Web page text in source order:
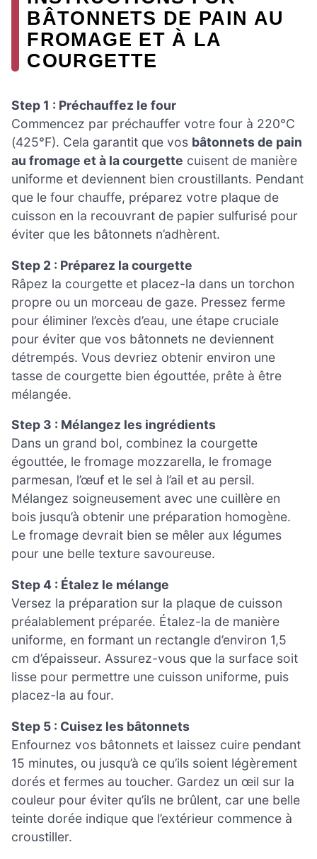
BÂTONNETS DE PAIN AU
FROMAGE ET À LA
COURGETTE
Step 1 : Préchauffez le four
Commencez par préchauffer votre four à 220°C
(425°F). Cela garantit que vos bâtonnets de pain
au fromage et à la courgette cuisent de manière
uniforme et deviennent bien croustillants. Pendant
que le four chauffe, préparez votre plaque de
cuisson en la recouvrant de papier sulfurisé pour
éviter que les bâtonnets n’adhèrent.
Step 2 : Préparez la courgette
Râpez la courgette et placez-la dans un torchon
propre ou un morceau de gaze. Pressez ferme
pour éliminer l’excès d’eau, une étape cruciale
pour éviter que vos bâtonnets ne deviennent
détrempés. Vous devriez obtenir environ une
tasse de courgette bien égouttée, prête à être
mélangée.
Step 3 : Mélangez les ingrédients
Dans un grand bol, combinez la courgette
égouttée, le fromage mozzarella, le fromage
parmesan, l’œuf et le sel à l’ail et au persil.
Mélangez soigneusement avec une cuillère en
bois jusqu’à obtenir une préparation homogène.
Le fromage devrait bien se mêler aux légumes
pour une belle texture savoureuse.
Step 4 : Étalez le mélange
Versez la préparation sur la plaque de cuisson
préalablement préparée. Étalez-la de manière
uniforme, en formant un rectangle d’environ 1,5
cm d’épaisseur. Assurez-vous que la surface soit
lisse pour permettre une cuisson uniforme, puis
placez-la au four.
Step 5 : Cuisez les bâtonnets
Enfournez vos bâtonnets et laissez cuire pendant
15 minutes, ou jusqu’à ce qu’ils soient légèrement
dorés et fermes au toucher. Gardez un œil sur la
couleur pour éviter qu’ils ne brûlent, car une belle
teinte dorée indique que l’extérieur commence à
croustiller.